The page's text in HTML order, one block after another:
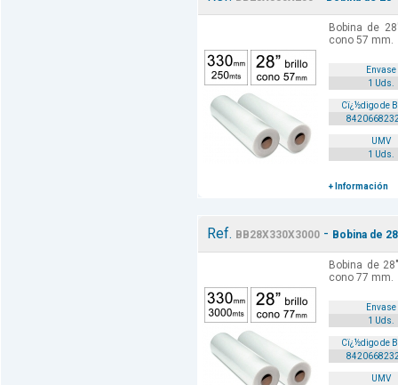
Bobina de
cono 57 mm.
Envase
1 Uds.
Cï¿½digo de
UMV
1 Uds.
+ Información
Ref. BB28X330X3000 - Bobina de
Bobina de
cono 77 mm.
Envase
1 Uds.
Cï¿½digo de
UMV